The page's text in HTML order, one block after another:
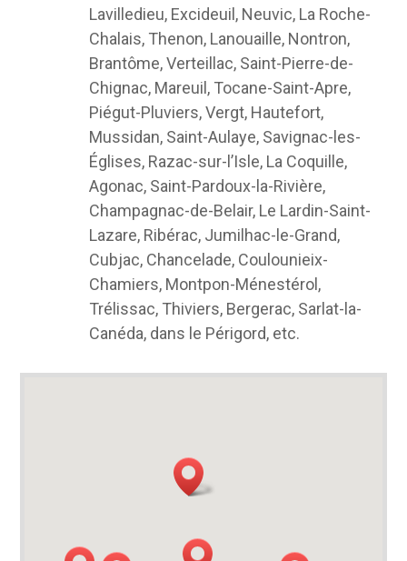
Lavilledieu, Excideuil, Neuvic, La Roche-
Chalais, Thenon, Lanouaille, Nontron,
Brantôme, Verteillac, Saint-Pierre-de-
Chignac, Mareuil, Tocane-Saint-Apre,
Piégut-Pluviers, Vergt, Hautefort,
Mussidan, Saint-Aulaye, Savignac-les-
Églises, Razac-sur-l’Isle, La Coquille,
Agonac, Saint-Pardoux-la-Rivière,
Champagnac-de-Belair, Le Lardin-Saint-
Lazare, Ribérac, Jumilhac-le-Grand,
Cubjac, Chancelade, Coulounieix-
Chamiers, Montpon-Ménestérol,
Trélissac, Thiviers, Bergerac, Sarlat-la-
Canéda, dans le Périgord, etc.